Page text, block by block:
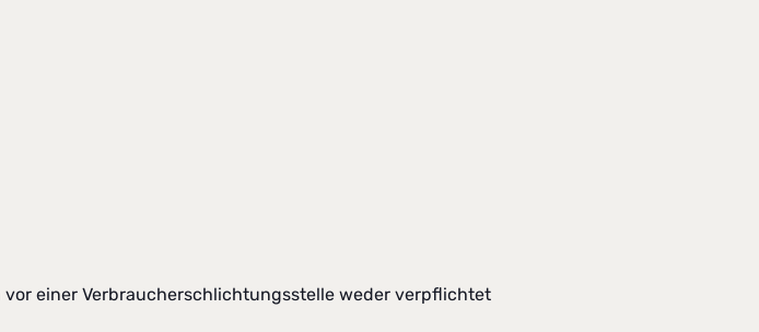
einer Verbraucherschlichtungsstelle weder verpflichtet